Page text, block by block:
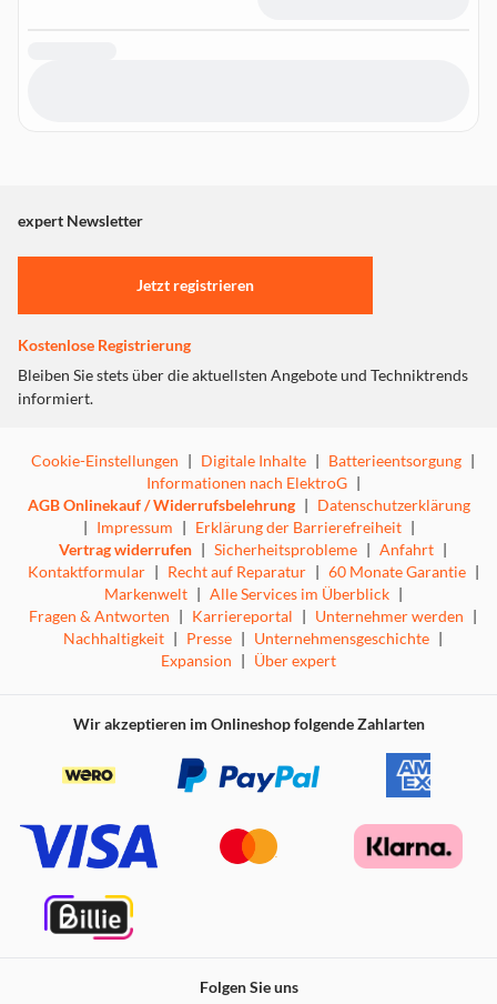
expert Newsletter
Jetzt registrieren
Kostenlose Registrierung
Bleiben Sie stets über die aktuellsten Angebote und Techniktrends
informiert.
Cookie-Einstellungen | Digitale Inhalte | Batterieentsorgung |
Informationen nach ElektroG |
AGB Onlinekauf / Widerrufsbelehrung | Datenschutzerklärung
| Impressum | Erklärung der Barrierefreiheit |
Vertrag widerrufen | Sicherheitsprobleme | Anfahrt |
Kontaktformular | Recht auf Reparatur | 60 Monate Garantie |
Markenwelt | Alle Services im Überblick |
Fragen & Antworten | Karriereportal | Unternehmer werden |
Nachhaltigkeit | Presse | Unternehmensgeschichte |
Expansion | Über expert
Wir akzeptieren im Onlineshop folgende Zahlarten
Folgen Sie uns